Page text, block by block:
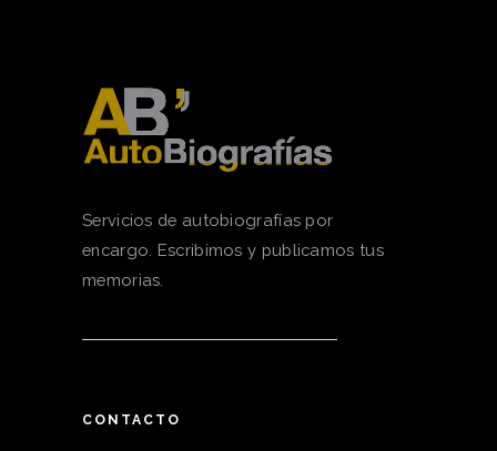
Servicios de autobiografías por
encargo. Escribimos y publicamos tus
memorias.
CONTACTO